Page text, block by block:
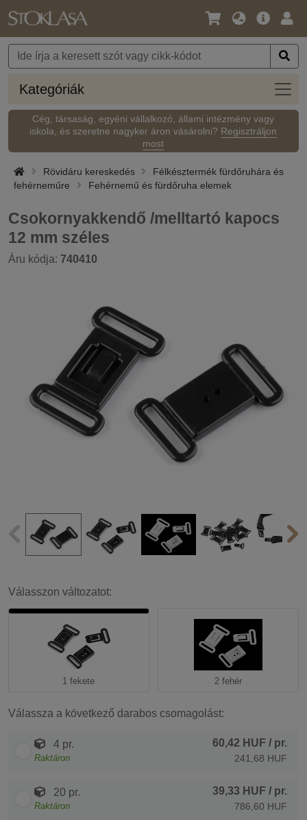
Nyelv
Pénznem
Fő
Kategóriák
Cég, társaság, egyéni vállalkozó, állami intézmény vagy
iskola, és szeretne nagyker áron vásárolni? Regisztráljon
most
Rövidáru kereskedés
Félkésztermék fürdőruhára és
fehérneműre
Fehérnemű és fürdőruha elemek
Csokornyakkendő /melltartó kapocs
12 mm széles
Áru kódja: 740410
Válasszon változatot:
1 fekete 2 fehér
Válassza a következő darabos csomagolást:
4 pr.
Raktáron
60,42 HUF / pr.
241,68 HUF
20 pr.
Raktáron
39,33 HUF / pr.
786,60 HUF